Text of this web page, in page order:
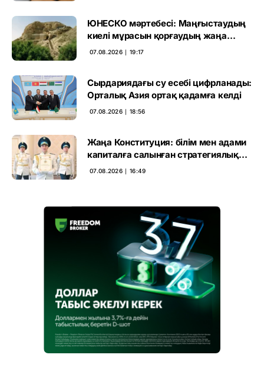
ЮНЕСКО мәртебесі: Маңғыстаудың
киелі мұрасын қорғаудың жаңа
кезеңі басталды
07.08.2026 ∣ 19:17
Сырдариядағы су есебі цифрланады:
Орталық Азия ортақ қадамға келді
07.08.2026 ∣ 18:56
Жаңа Конституция: білім мен адами
капиталға салынған стратегиялық
негіз
07.08.2026 ∣ 16:49